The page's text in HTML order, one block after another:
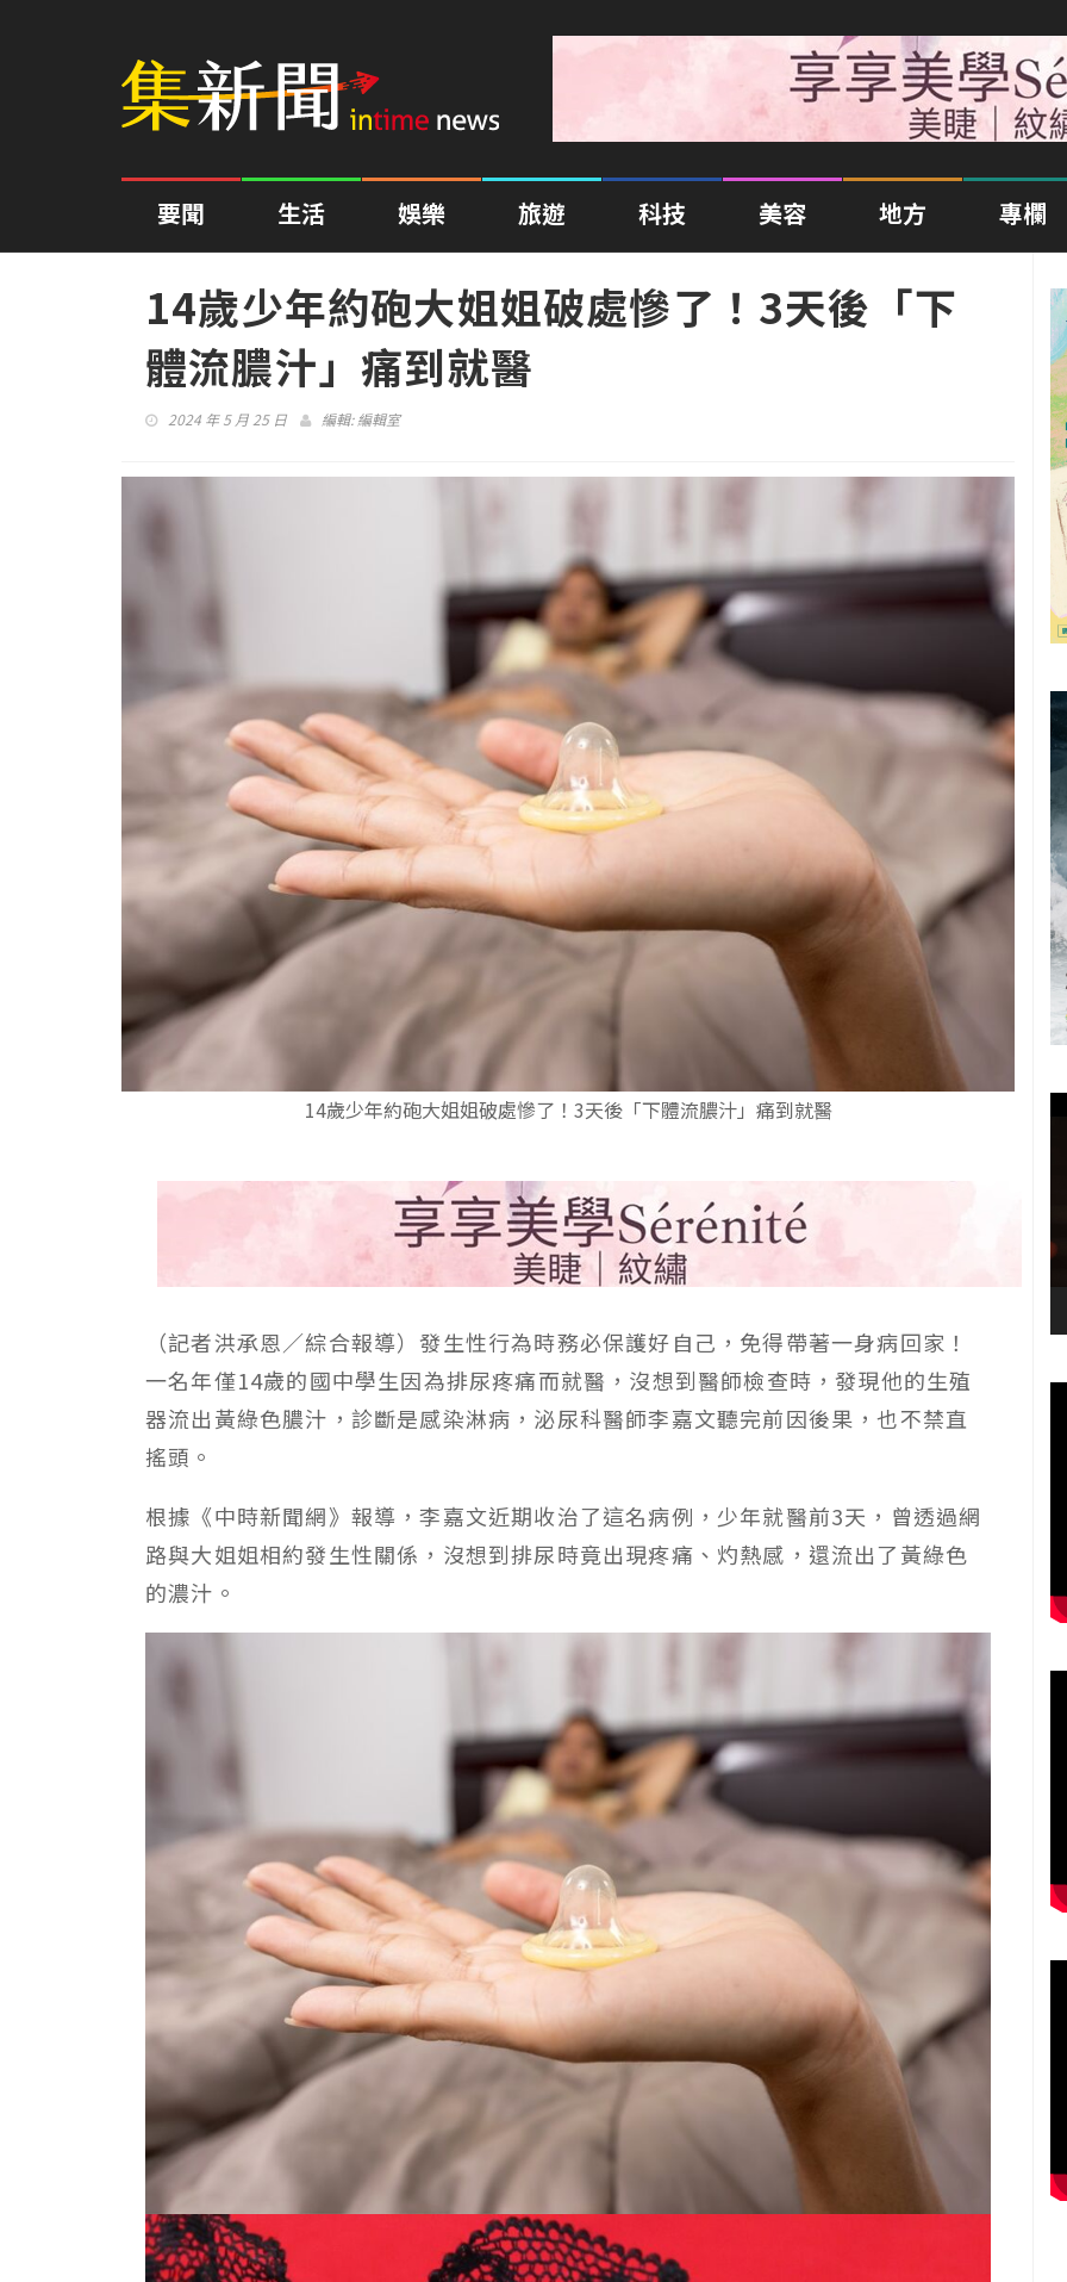
要聞 生活 娛樂 旅遊 科技 美容 地方 專欄
14歲少年約砲大姐姐破處慘了！3天後「下
體流膿汁」痛到就醫
2024 年 5 月 25 日 編輯:編輯室
14歲少年約砲大姐姐破處慘了！3天後「下體流膿汁」痛到就醫
（記者洪承恩／綜合報導）發生性行為時務必保護好自己，免得帶著一身病回家！
一名年僅14歲的國中學生因為排尿疼痛而就醫，沒想到醫師檢查時，發現他的生殖
器流出黃綠色膿汁，診斷是感染淋病，泌尿科醫師李嘉文聽完前因後果，也不禁直
搖頭。
根據《中時新聞網》報導，李嘉文近期收治了這名病例，少年就醫前3天，曾透過網
路與大姐姐相約發生性關係，沒想到排尿時竟出現疼痛、灼熱感，還流出了黃綠色
的濃汁。